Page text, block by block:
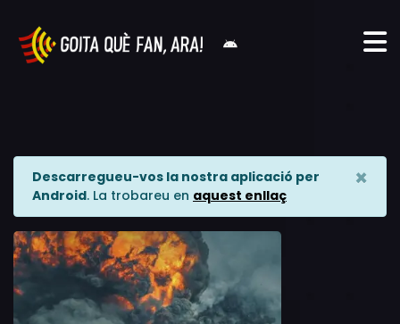
Descarregueu-vos la nostra aplicació per
Android. La trobareu en aquest enllaç
×